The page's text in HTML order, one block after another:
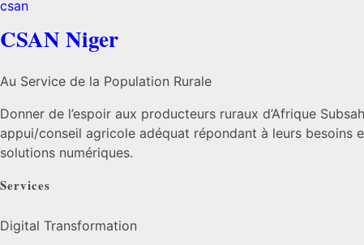
CSAN Niger
Au Service de la Population Rurale
Donner de l’espoir aux producteurs ruraux d’Afrique
appui/conseil agricole adéquat répondant à leurs besoins
solutions numériques.
Services
Digital Transformation